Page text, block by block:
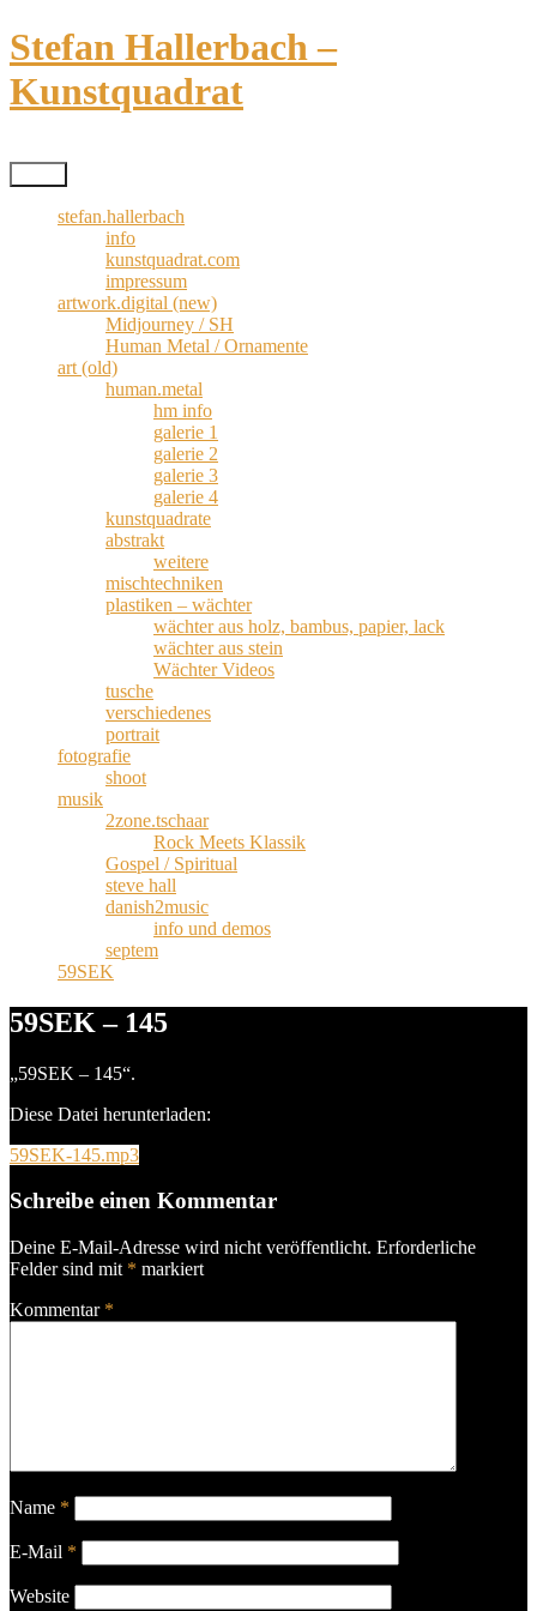
Zum
Inhalt
springen
Stefan Hallerbach –
Kunstquadrat
stefan.hallerbach
info
kunstquadrat.com
impressum
artwork.digital (new)
Midjourney / SH
Human Metal / Ornamente
art (old)
human.metal
hm info
galerie 1
galerie 2
galerie 3
galerie 4
kunstquadrate
abstrakt
weitere
mischtechniken
plastiken – wächter
wächter aus holz, bambus, papier, lack
wächter aus stein
Wächter Videos
tusche
verschiedenes
portrait
fotografie
shoot
musik
2zone.tschaar
Rock Meets Klassik
Gospel / Spiritual
steve hall
danish2music
info und demos
septem
59SEK
59SEK – 145
„59SEK – 145“.
Diese Datei herunterladen:
59SEK-145.mp3
Schreibe einen Kommentar
Deine E-Mail-Adresse wird nicht veröffentlicht. Erforderliche
Felder sind mit * markiert
Kommentar *
Name *
E-Mail *
Website